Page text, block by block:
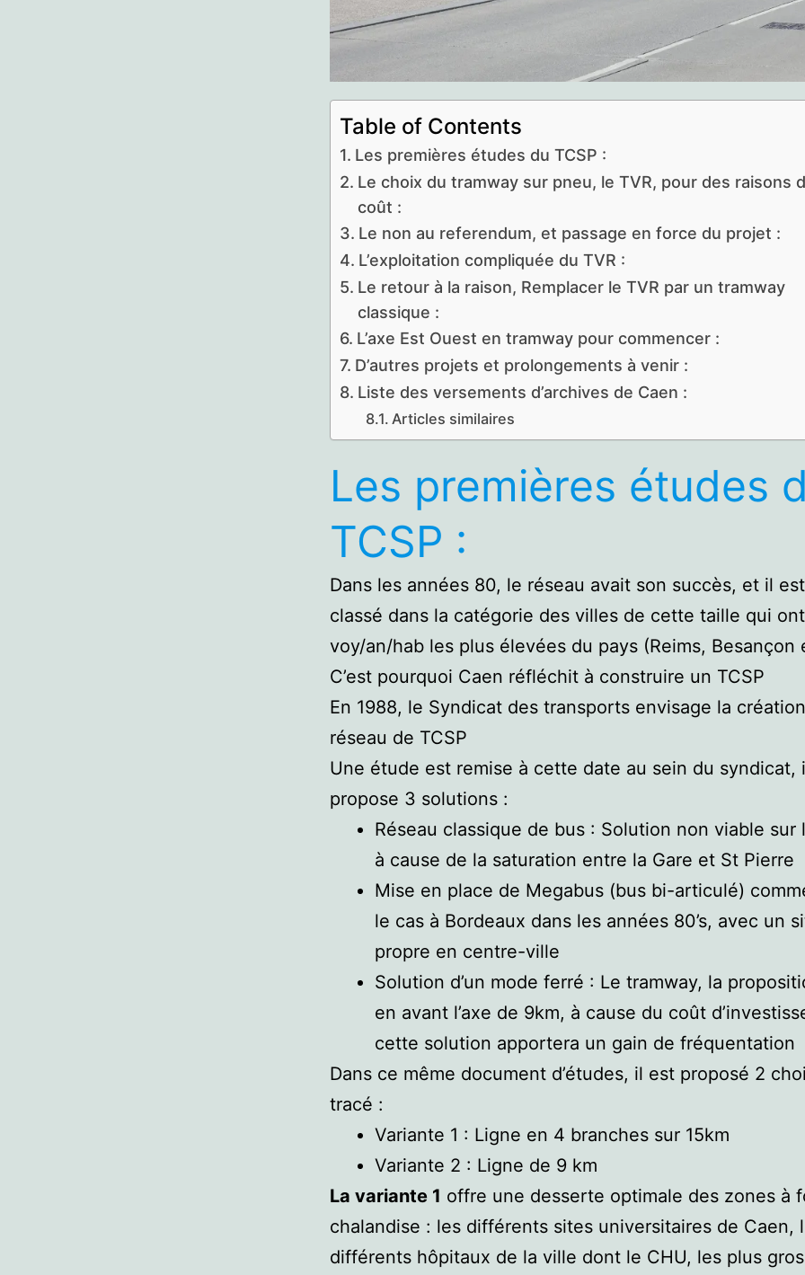
Table of Contents
Les premières études du TCSP :
Le choix du tramway sur pneu, le TVR, pour des raisons
coût :
Le non au referendum, et passage en force du projet :
L’exploitation compliquée du TVR :
Le retour à la raison, Remplacer le TVR par un tramway
classique :
L’axe Est Ouest en tramway pour commencer :
D’autres projets et prolongements à venir :
Liste des versements d’archives de Caen :
Articles similaires
Les premières études
TCSP :
Dans les années 80, le réseau avait son succès, et il
classé dans la catégorie des villes de cette taille qui
voy/an/hab les plus élevées du pays (Reims, Besançon
C’est pourquoi Caen réfléchit à construire un TCSP
En 1988, le Syndicat des transports envisage la création
réseau de TCSP
Une étude est remise à cette date au sein du syndicat,
propose 3 solutions :
Réseau classique de bus : Solution non viable sur
à cause de la saturation entre la Gare et St Pierre
Mise en place de Megabus (bus bi-articulé)
le cas à Bordeaux dans les années 80’s, avec un
propre en centre-ville
Solution d’un mode ferré : Le tramway, la
en avant l’axe de 9km, à cause du coût
cette solution apportera un gain de fréquentation
Dans ce même document d’études, il est proposé 2
tracé :
Variante 1 : Ligne en 4 branches sur 15km
Variante 2 : Ligne de 9 km
La variante 1 offre une desserte optimale des zones à
chalandise : les différents sites universitaires de Caen,
différents hôpitaux de la ville dont le CHU, les plus